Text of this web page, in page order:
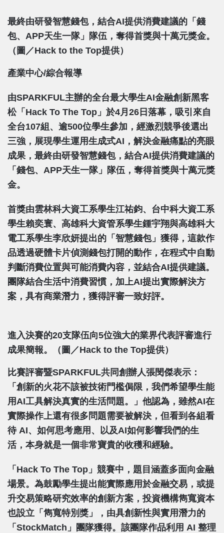
最終由研發智慧錢包，結合AI提供消費建議的「錢
包、APP天生一隊」隊伍，奪得首獎與十萬元獎金。
（圖／Hack to the Top提供）
產業中心/綜合報導
由SPARKFUL主辦的全台最大學生AI金融創新黑客
松「Hack To The Top」於4月26日落幕，吸引來自
全台107組、逾500位學生參加，經激烈競爭後選出
三強，展現學生運用生成式AI，解決金融痛點的亮眼
成果，最終由研發智慧錢包，結合AI提供消費建議的
「錢包、APP天生一隊」隊伍，奪得首獎與十萬元獎
金。
首獎由雲林科大資工系學生江祐鈞、台中科大資工系
學生賴奕寰、高雄科大資管系學生鍾宇翔與高雄科大
電工系學生李欣妍提出的「智慧錢包」獲得，這款作
品透過硬體卡片偵測錢包打開的動作，在程式中自動
判斷消費位置與可能消費內容，並結合AI提供建議。
團隊結合生活中消費習慣，加上AI提出實際解決方
案，具有商業潛力，獲得評審一致好評。
進入決賽的20支隊伍向5位強大的業界代表評審進行
成果簡報。（圖／Hack to the Top提供）
比賽評審暨SPARKFUL共同創辦人張閔傑表示：
「創新的火花不該被技術門檻侷限，我們希望學生能
用AI工具解決真實的生活問題。」他認為，雖然AI在
實際操作上還有很多問題需要被解決，但看到各組看
待 AI、如何思考應用、以及AI如何影響我們的生
活，本身就是一個非常寶貴的收穫和經驗。
「Hack To The Top」競賽中，題目涵蓋多面向金融
場景。為鼓勵學生提出能實際應用於金融交易，或提
升交易策略研究效率的創新方案，投資機構雋寬資本
也設立「雋寬特別獎」，由具創新性與實用潛力的
「StockMatch」團隊獲得。該團隊作品利用 AI 整理